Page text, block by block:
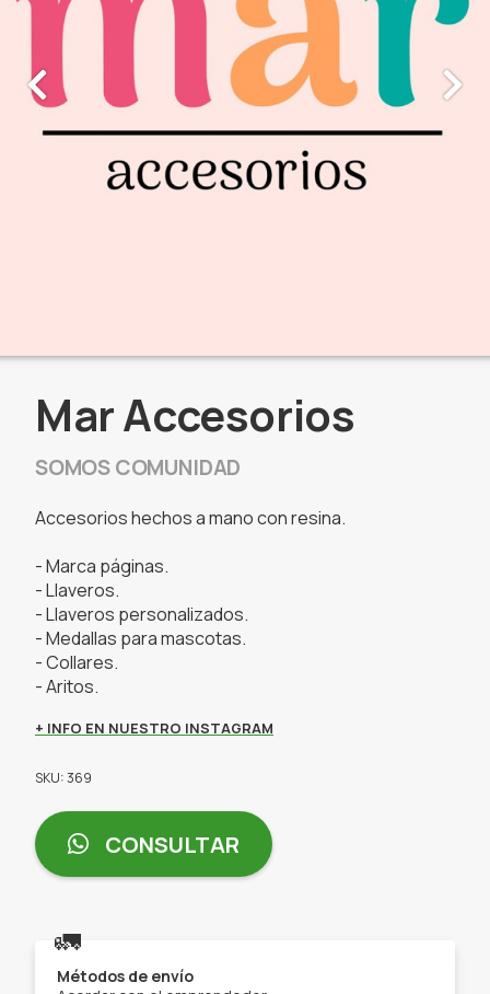
Mar Accesorios
SOMOS COMUNIDAD
Accesorios hechos a mano con resina.
- Marca páginas.
- Llaveros.
- Llaveros personalizados.
- Medallas para mascotas.
- Collares.
- Aritos.
+ INFO EN NUESTRO INSTAGRAM
SKU: 369
CONSULTAR
🚛
Métodos de envío